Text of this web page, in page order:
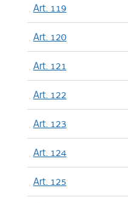
Art. 119
Art. 120
Art. 121
Art. 122
Art. 123
Art. 124
Art. 125